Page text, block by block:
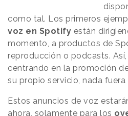
como tal. Los primeros
voz en Spotify están
momento, a productos de
reproducción o podcasts.
centrando en la promoción
su propio servicio, nada
Estos anuncios de voz
ahora, solamente para los